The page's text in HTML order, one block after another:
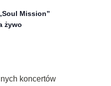
Mission”
żywo
koncertów